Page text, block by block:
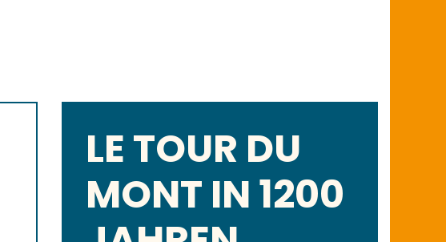
LE TOUR DU
MONT IN 1200